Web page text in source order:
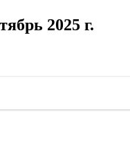
2025 г.